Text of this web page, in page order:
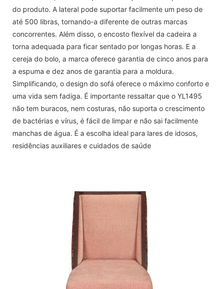
do produto. A lateral pode suportar facilmente um peso de
até 500 libras, tornando-a diferente de outras marcas
concorrentes. Além disso, o encosto flexível da cadeira a
torna adequada para ficar sentado por longas horas. E a
cereja do bolo, a marca oferece garantia de cinco anos para
a espuma e dez anos de garantia para a moldura.
Simplificando, o design do sofá oferece o máximo conforto e
uma vida sem fadiga. É importante ressaltar que o YL1495
não tem buracos, nem costuras, não suporta o crescimento
de bactérias e vírus, é fácil de limpar e não sai facilmente
manchas de água. É a escolha ideal para lares de idosos,
residências auxiliares e cuidados de saúde